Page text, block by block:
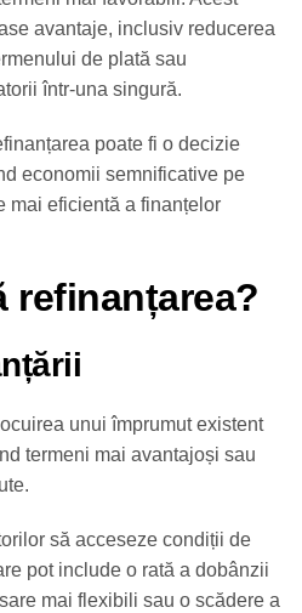
avantaje, inclusiv reducerea
de plată sau
într-una singură.
poate fi o decizie
economii semnificative pe
mai eficientă a finanțelor
refinanțarea?
unui împrumut existent
termeni mai avantajoși sau
să acceseze condiții de
pot include o rată a dobânzii
mai flexibili sau o scădere a